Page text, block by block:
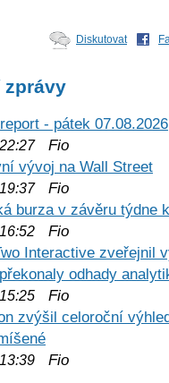
Diskutovat
zprávy
- pátek 07.08.2026
Fio
vývoj na Wall Street
Fio
burza v závěru týdne
Fio
Interactive zveřejnil
odhady
Fio
zvýšil celoroční
Fio